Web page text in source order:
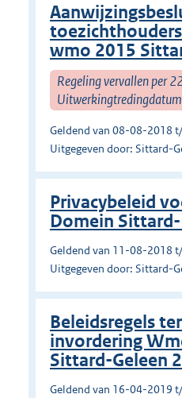
wmo 2015
Regeling vervallen per
Geldend van 08-08-2018
Uitgegeven door: Sittard-
Privacybeleid
Domein
Geldend van 11-08-2018
Uitgegeven door: Sittard-
Beleidsregels
invordering
Sittard-Geleen
Geldend van 16-04-2019